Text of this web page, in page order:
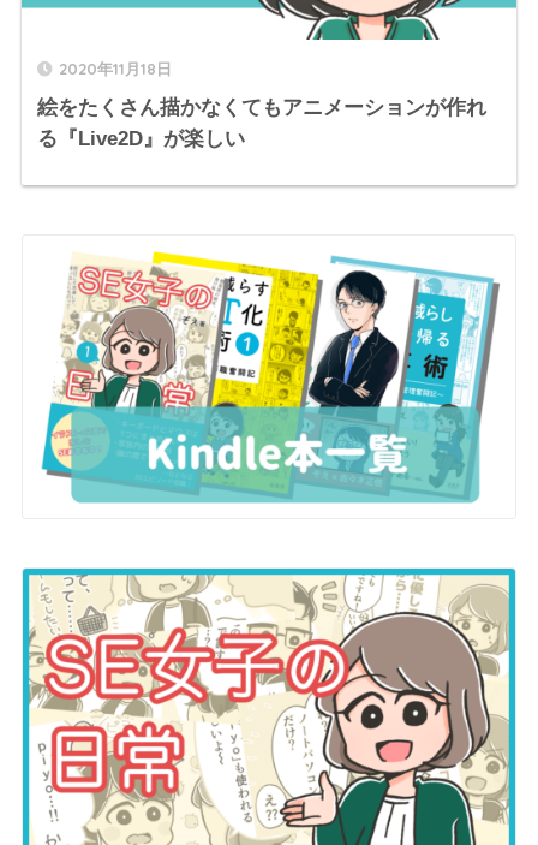
2020年11月18日
絵をたくさん描かなくてもアニメーションが作れ
る『Live2D』が楽しい